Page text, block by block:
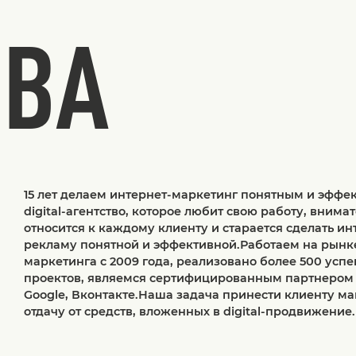
15 лет делаем интернет-маркетинг понятным и
digital-агентство, которое любит свою работу,
относится к каждому клиенту и старается сделать
рекламу понятной и эффективной.Работаем на
маркетинга с 2009 года, реализовано более 500
проектов, являемся сертифицированным
Google, Вконтакте.Наша задача принести клиенту
отдачу от средств, вложенных в digital-продвижение.